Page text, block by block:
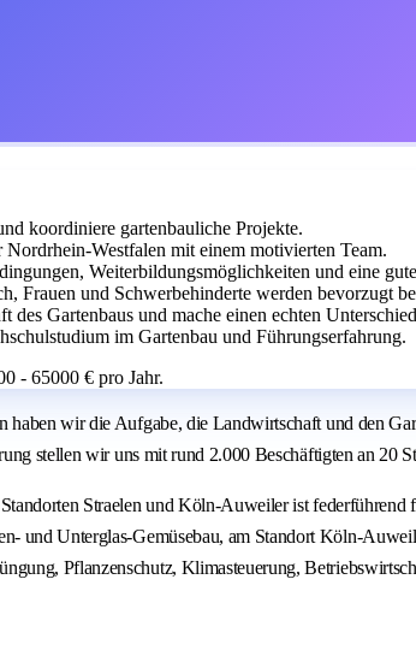
koordiniere gartenbauliche Projekte.
Westfalen mit einem motivierten Team.
Weiterbildungsmöglichkeiten und eine
Frauen und Schwerbehinderte werden bevorzugt
des Gartenbaus und mache einen echten
im Gartenbau und Führungserfahrung.
- 65000 € pro Jahr.
wir die Aufgabe, die Landwirtschaft und den
stellen wir uns mit rund 2.000 Beschäftigten an 20
Straelen und Köln-Auweiler ist
und Unterglas-Gemüsebau, am Standort Köln-
Pflanzenschutz, Klimasteuerung,